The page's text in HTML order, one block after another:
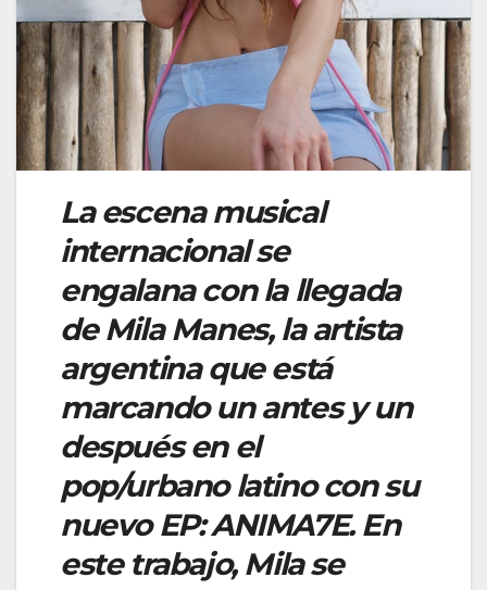
La escena musical
internacional se
engalana con la llegada
de Mila Manes, la artista
argentina que está
marcando un antes y un
después en el
pop/urbano latino con su
nuevo EP: ANIMA7E. En
este trabajo, Mila se